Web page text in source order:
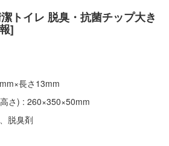
トイレ 脱臭・抗菌チップ大き
]
長さ13mm
さ) : 260×350×50mm
脱臭剤